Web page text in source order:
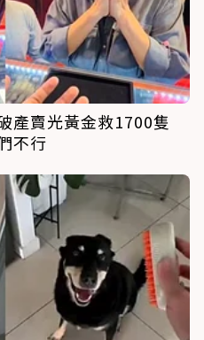
產賣光黃金救1700隻
不行